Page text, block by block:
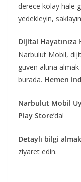
derece kolay hale
yedekleyin,
Dijital Hayatınıza
Narbulut Mobil,
güven altına
burada. Hemen
Narbulut Mobil
Play Store’da!
Detaylı bilgi
ziyaret edin.